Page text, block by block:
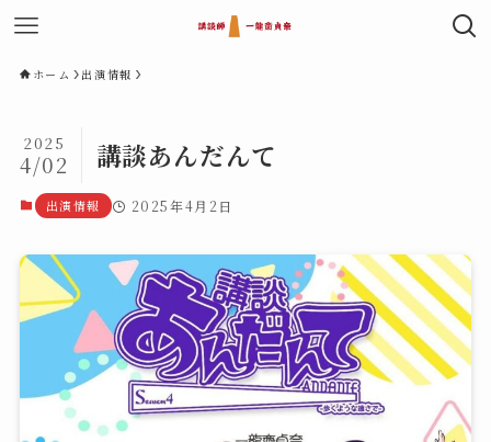
ホーム 出演情報
講談あんだんて
2025
4/02
出演情報 2025年4月2日